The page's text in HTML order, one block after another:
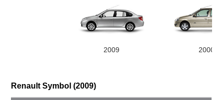
2009 2000
Renault Symbol (2009)